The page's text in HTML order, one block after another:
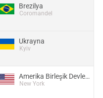
Brezilya
Coromandel
Ukrayna
Kyiv
Amerika Birleşik Devletleri
New York